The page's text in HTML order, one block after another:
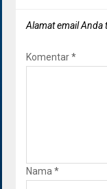
Alamat email Anda
Komentar*
Nama*